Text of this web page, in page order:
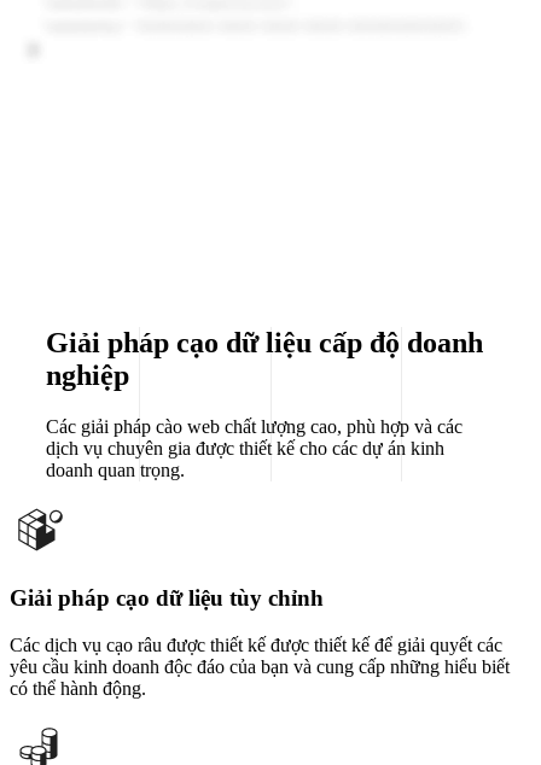
Giải pháp cạo dữ liệu cấp độ doanh
nghiệp
Các giải pháp cào web chất lượng cao, phù hợp và các
dịch vụ chuyên gia được thiết kế cho các dự án kinh
doanh quan trọng.
Giải pháp cạo dữ liệu tùy chỉnh
Các dịch vụ cạo râu được thiết kế được thiết kế để giải quyết các
yêu cầu kinh doanh độc đáo của bạn và cung cấp những hiểu biết
có thể hành động.